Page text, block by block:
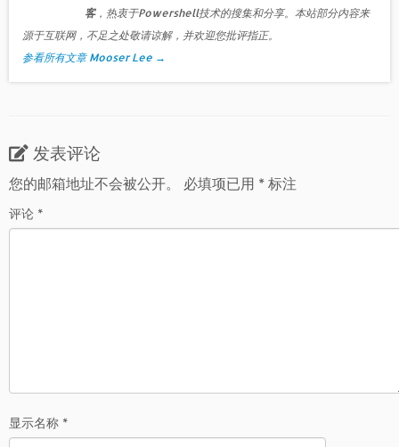
客，热衷于Powershell技术的搜集和分享。本站部分内容来
源于互联网，不足之处敬请谅解，并欢迎您批评指正。
参看所有文章 Mooser Lee →
发表评论
您的邮箱地址不会被公开。
必填项已用 *标注
评论 *
显示名称 *